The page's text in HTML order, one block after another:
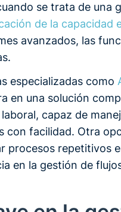
se trata de una
de la capacidad
avanzados, las
especializadas como
en una solución
capaz de
con facilidad. Otra
procesos repetitivos
en la gestión de